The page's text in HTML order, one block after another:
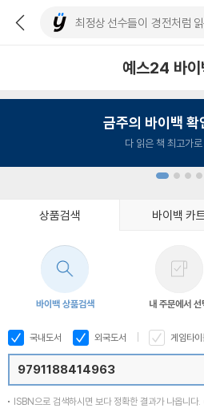
예스24 바이
금주의 바이백 확
다 읽은 책 최고가
상품검색 바이백 카
바이백 상품검색 내 주문에서 선
국내도서 외국도서 게임타
ISBN으로 검색하시면 보다 정확한 결과가 나옵니다.